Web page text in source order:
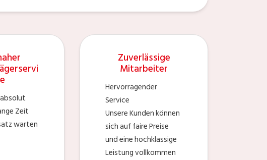
Zeit
warten
Zuverlässige
Mitarbeiter
Hervorragender
Service
Unsere Kunden können
sich auf faire Preise
und eine hochklassige
Leistung vollkommen